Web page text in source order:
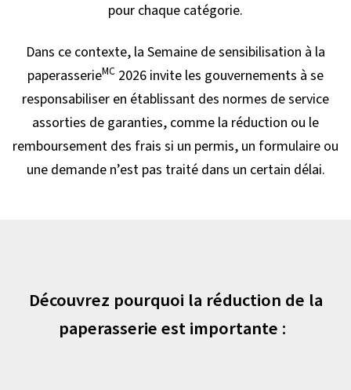
pour chaque catégorie.
Dans ce contexte, la Semaine de sensibilisation à la
paperasserieMC 2026 invite les gouvernements à se
responsabiliser en établissant des normes de service
assorties de garanties, comme la réduction ou le
remboursement des frais si un permis, un formulaire ou
une demande n’est pas traité dans un certain délai.
Découvrez pourquoi la réduction de la
paperasserie est importante :